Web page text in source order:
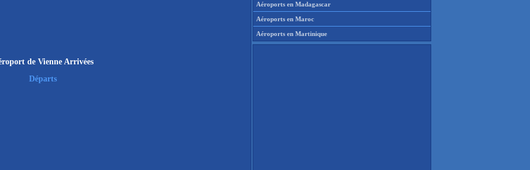
de Vienne Arrivées
Départs
Aéroports en Madagascar
Aéroports en Maroc
Aéroports en Martinique